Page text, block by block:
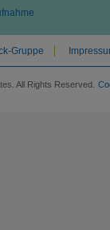
Gruppe
All Rights Reserved.